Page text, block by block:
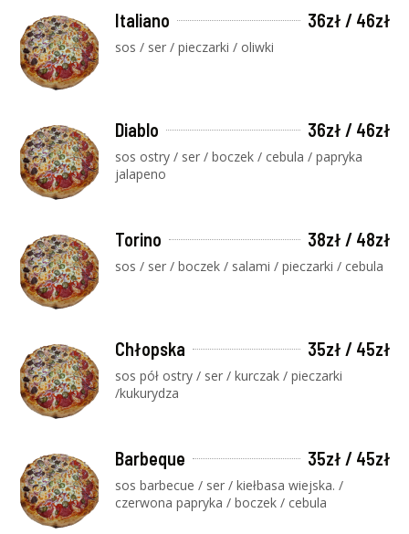
Italiano 36zł / 46zł
sos / ser / pieczarki / oliwki
Diablo 36zł / 46zł
sos ostry / ser / boczek / cebula / papryka
jalapeno
Torino 38zł / 48zł
sos / ser / boczek / salami / pieczarki / cebula
Chłopska 35zł / 45zł
sos pół ostry / ser / kurczak / pieczarki
/kukurydza
Barbeque 35zł / 45zł
sos barbecue / ser / kiełbasa wiejska. /
czerwona papryka / boczek / cebula